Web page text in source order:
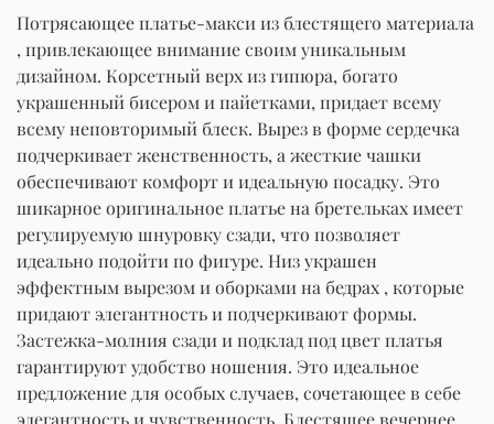
Потрясающее платье-макси из блестящего материала
, привлекающее внимание своим уникальным
дизайном. Корсетный верх из гипюра, богато
украшенный бисером и пайетками, придает всему
всему неповторимый блеск. Вырез в форме сердечка
подчеркивает женственность, а жесткие чашки
обеспечивают комфорт и идеальную посадку. Это
шикарное оригинальное платье на бретельках имеет
регулируемую шнуровку сзади, что позволяет
идеально подойти по фигуре. Низ украшен
эффектным вырезом и оборками на бедрах , которые
придают элегантность и подчеркивают формы.
Застежка-молния сзади и подклад под цвет платья
гарантируют удобство ношения. Это идеальное
предложение для особых случаев, сочетающее в себе